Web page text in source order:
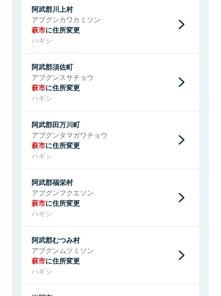
阿武郡川上村
アブグンカワカミソン
萩市に住所変更
ハギシ
阿武郡須佐町
アブグンスサチョウ
萩市に住所変更
ハギシ
阿武郡田万川町
アブグンタマガワチョウ
萩市に住所変更
ハギシ
阿武郡福栄村
アブグンフクエソン
萩市に住所変更
ハギシ
阿武郡むつみ村
アブグンムツミソン
萩市に住所変更
ハギシ